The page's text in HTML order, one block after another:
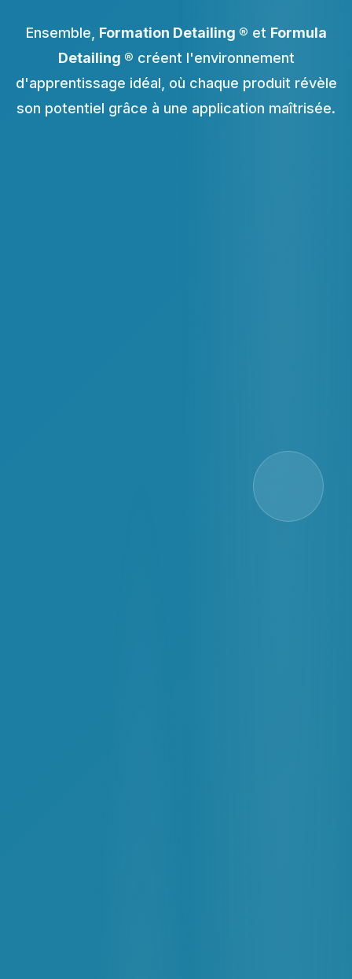
Ensemble, Formation Detailing ® et Formula
Detailing ® créent l'environnement
d'apprentissage idéal, où chaque produit révèle
son potentiel grâce à une application maîtrisée.